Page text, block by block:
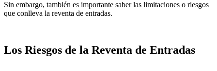
Sin embargo, también es importante saber las limitaciones o riesgos
que conlleva la reventa de entradas.
Los Riesgos de la Reventa de Entradas